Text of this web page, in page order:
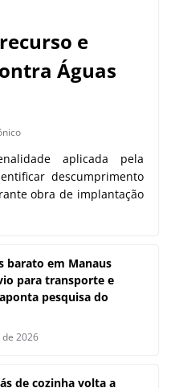
e
Águas
aplicada pela
descumprimento
obra de implantação
barato em Manaus
para transporte e
pesquisa do
de 2026
de cozinha volta a